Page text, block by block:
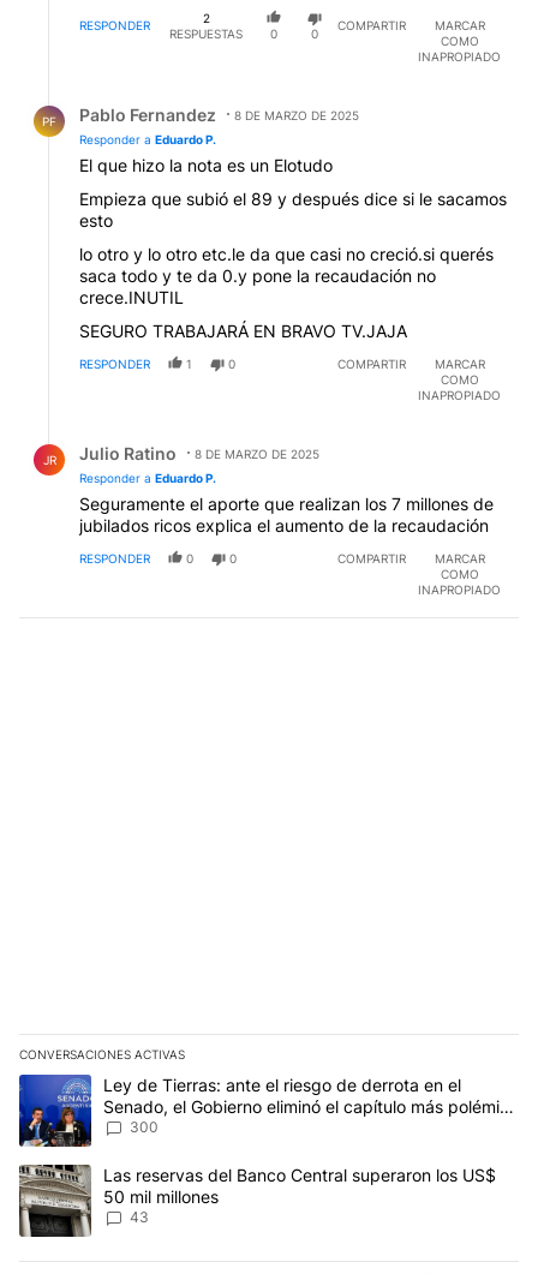
RESPONDER
2
RESPUESTAS
0 0
COMPARTIR
MARCAR
COMO
INAPROPIADO
PF Pablo Fernandez
8 DE MARZO DE 2025
Responder a Eduardo P.
El que hizo la nota es un Elotudo
Empieza que subió el 89 y después dice si le sacamos
esto
lo otro y lo otro etc.le da que casi no creció.si querés
saca todo y te da 0.y pone la recaudación no
crece.INUTIL
SEGURO TRABAJARÁ EN BRAVO TV.JAJA
RESPONDER 1 0 COMPARTIR
MARCAR
COMO
INAPROPIADO
JR Julio Ratino
8 DE MARZO DE 2025
Responder a Eduardo P.
Seguramente el aporte que realizan los 7 millones de
jubilados ricos explica el aumento de la recaudación
RESPONDER 0 0 COMPARTIR
MARCAR
COMO
INAPROPIADO
CONVERSACIONES ACTIVAS
Este listado muestra los artículos con más comentarios en los
Un artículo de tendencia con el título "Ley de Tierras: ante el
Ley de Tierras: ante el riesgo de derrota en el
Senado, el Gobierno eliminó el capítulo más polémico
del proyecto
300
Un artículo de tendencia con el título "Las reservas del Banco
Las reservas del Banco Central superaron los US$
50 mil millones
43